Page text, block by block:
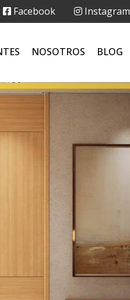
Facebook Instagram
NOSOTROS BLOG